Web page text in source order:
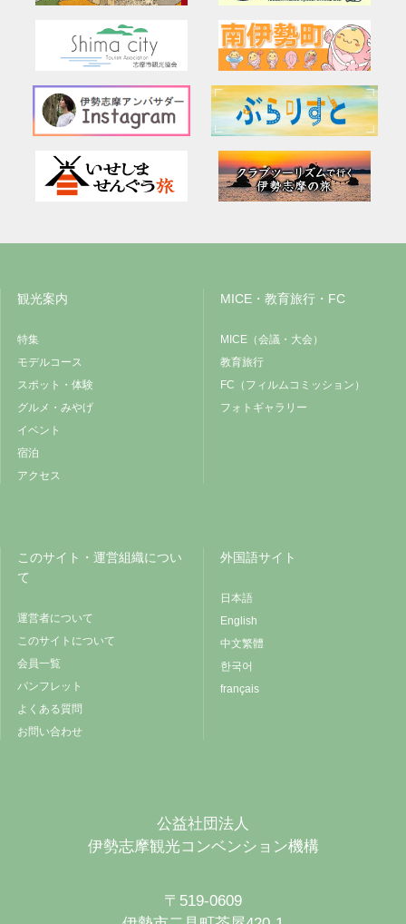
観光案内
特集
モデルコース
スポット・体験
グルメ・みやげ
イベント
宿泊
アクセス
MICE・教育旅行・FC
MICE（会議・大会）
教育旅行
FC（フィルムコミッション）
フォトギャラリー
このサイト・運営組織につい
て
運営者について
このサイトについて
会員一覧
パンフレット
よくある質問
お問い合わせ
外国語サイト
日本語
English
中文繁體
한국어
français
公益社団法人
伊勢志摩観光コンベンション機構
〒519-0609